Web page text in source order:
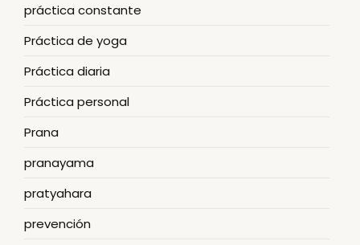
práctica constante
Práctica de yoga
Práctica diaria
Práctica personal
Prana
pranayama
pratyahara
prevención